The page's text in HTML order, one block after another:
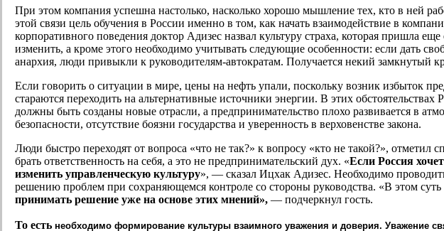
При этом компания успешна настолько, насколько хорошо мышление тех, кто в ней
этой связи цель обучения в России именно в том, как начать взаимодействие в
корпоративного поведения доктор Адизес назвал культуру страха, которая пришла
изменить, а кроме этого необходимо учитывать следующие особенности: если дать
анархия, люди привыкли к руководителям-автократам. Получается некий замкнутый
Если говорить о ситуации в мире, цены на нефть упали, поскольку возник избыток
стараются переходить на альтернативные источники энергии. В этих
должны быть созданы новые отрасли, а предпринимательство плохо развивается в
безопасности, отсутствие боязни государства и уверенность в верховенстве закона.
Люди быстро переходят от вопроса «что не так?» к вопросу «кто не такой?», отметил
брать ответственность на себя, а это не предпринимательский дух. «Если Россия
изменить управленческую культуру», — сказал Ицхак Адизес. Необходимо
решению проблем при сохраняющемся контроле со стороны руководства. «В этом
принимать решение уже на основе этих мнений»,— подчеркнул гость.
То естьнеобходимо формирование культуры взаимного уважения и доверия. Уважение